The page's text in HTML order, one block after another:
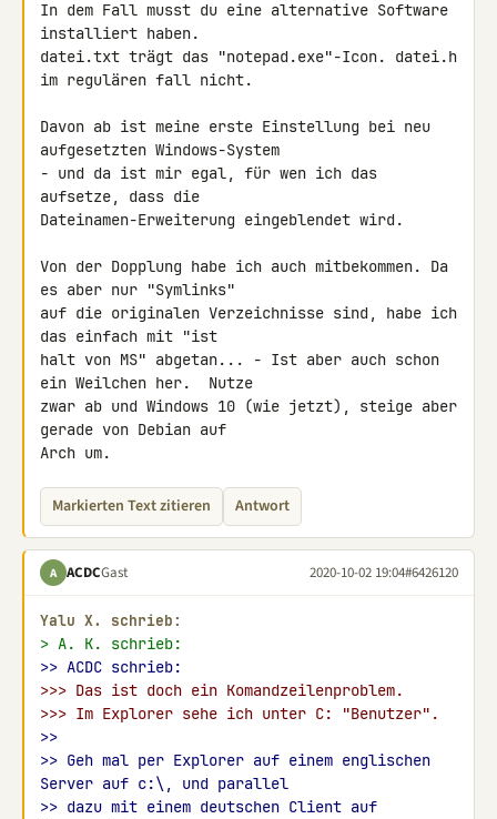
In dem Fall musst du eine alternative Software
installiert haben.
datei.txt trägt das "notepad.exe"-Icon. datei.h
im regulären fall nicht.
Davon ab ist meine erste Einstellung bei neu
aufgesetzten Windows-System
- und da ist mir egal, für wen ich das
aufsetze, dass die
Dateinamen-Erweiterung eingeblendet wird.
Von der Dopplung habe ich auch mitbekommen. Da
es aber nur "Symlinks"
auf die originalen Verzeichnisse sind, habe ich
das einfach mit "ist
halt von MS" abgetan... - Ist aber auch schon
ein Weilchen her.  Nutze
zwar ab und Windows 10 (wie jetzt), steige aber
gerade von Debian auf
Arch um.
Markierten Text zitieren Antwort
A ACDCGast 2020-10-02 19:04#6426120
Yalu X. schrieb:
> A. K. schrieb:
>> ACDC schrieb:
>>> Das ist doch ein Komandzeilenproblem.
>>> Im Explorer sehe ich unter C: "Benutzer".
>>
>> Geh mal per Explorer auf einem englischen
Server auf c:\, und parallel
>> dazu mit einem deutschen Client auf